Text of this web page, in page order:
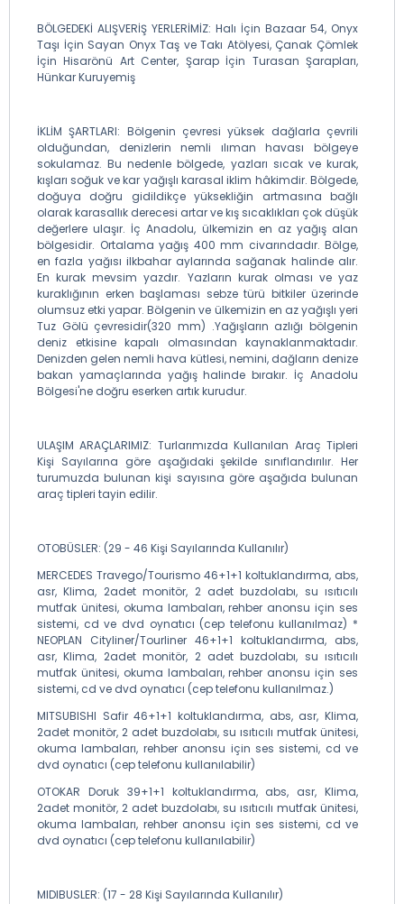
BÖLGEDEKİ ALIŞVERİŞ YERLERİMİZ: Halı İçin Bazaar 54, Onyx
Taşı İçin Sayan Onyx Taş ve Takı Atölyesi, Çanak Çömlek
İçin Hisarönü Art Center, Şarap İçin Turasan Şarapları,
Hünkar Kuruyemiş
İKLİM ŞARTLARI: Bölgenin çevresi yüksek dağlarla çevrili
olduğundan, denizlerin nemli ılıman havası bölgeye
sokulamaz. Bu nedenle bölgede, yazları sıcak ve kurak,
kışları soğuk ve kar yağışlı karasal iklim hâkimdir. Bölgede,
doğuya doğru gidildikçe yüksekliğin artmasına bağlı
olarak karasallık derecesi artar ve kış sıcaklıkları çok düşük
değerlere ulaşır. İç Anadolu, ülkemizin en az yağış alan
bölgesidir. Ortalama yağış 400 mm civarındadır. Bölge,
en fazla yağısı ilkbahar aylarında sağanak halinde alır.
En kurak mevsim yazdır. Yazların kurak olması ve yaz
kuraklığının erken başlaması sebze türü bitkiler üzerinde
olumsuz etki yapar. Bölgenin ve ülkemizin en az yağışlı yeri
Tuz Gölü çevresidir(320 mm) .Yağışların azlığı bölgenin
deniz etkisine kapalı olmasından kaynaklanmaktadır.
Denizden gelen nemli hava kütlesi, nemini, dağların denize
bakan yamaçlarında yağış halinde bırakır. İç Anadolu
Bölgesi'ne doğru eserken artık kurudur.
ULAŞIM ARAÇLARIMIZ: Turlarımızda Kullanılan Araç Tipleri
Kişi Sayılarına göre aşağıdaki şekilde sınıflandırılır. Her
turumuzda bulunan kişi sayısına göre aşağıda bulunan
araç tipleri tayin edilir.
OTOBÜSLER: (29 - 46 Kişi Sayılarında Kullanılır)
MERCEDES Travego/Tourismo 46+1+1 koltuklandırma, abs,
asr, Klima, 2adet monitör, 2 adet buzdolabı, su ısıtıcılı
mutfak ünitesi, okuma lambaları, rehber anonsu için ses
sistemi, cd ve dvd oynatıcı (cep telefonu kullanılmaz) *
NEOPLAN Cityliner/Tourliner 46+1+1 koltuklandırma, abs,
asr, Klima, 2adet monitör, 2 adet buzdolabı, su ısıtıcılı
mutfak ünitesi, okuma lambaları, rehber anonsu için ses
sistemi, cd ve dvd oynatıcı (cep telefonu kullanılmaz.)
MITSUBISHI Safir 46+1+1 koltuklandırma, abs, asr, Klima,
2adet monitör, 2 adet buzdolabı, su ısıtıcılı mutfak ünitesi,
okuma lambaları, rehber anonsu için ses sistemi, cd ve
dvd oynatıcı (cep telefonu kullanılabilir)
OTOKAR Doruk 39+1+1 koltuklandırma, abs, asr, Klima,
2adet monitör, 2 adet buzdolabı, su ısıtıcılı mutfak ünitesi,
okuma lambaları, rehber anonsu için ses sistemi, cd ve
dvd oynatıcı (cep telefonu kullanılabilir)
MIDIBUSLER: (17 - 28 Kişi Sayılarında Kullanılır)